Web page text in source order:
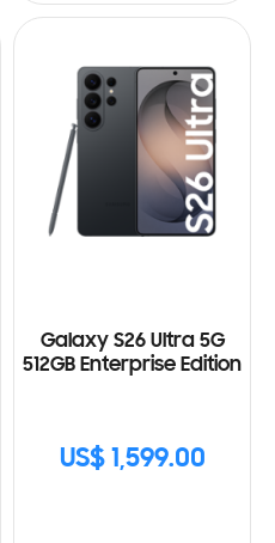
Galaxy S26 Ultra 5G
512GB Enterprise Edition
US$ 1,599.00